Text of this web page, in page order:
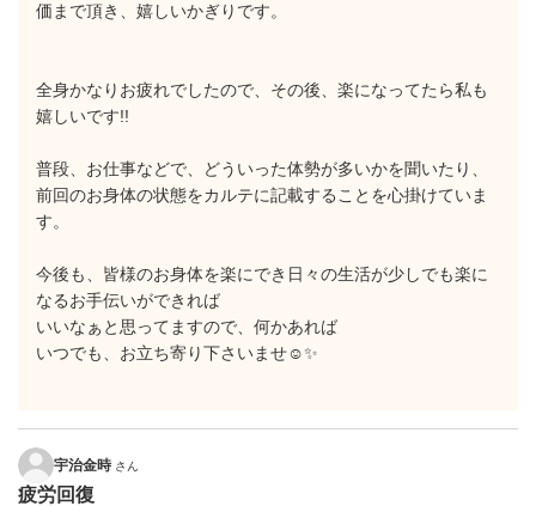
価まで頂き、嬉しいかぎりです。
全身かなりお疲れでしたので、その後、楽になってたら私も
嬉しいです!!
普段、お仕事などで、どういった体勢が多いかを聞いたり、
前回のお身体の状態をカルテに記載することを心掛けていま
す。
今後も、皆様のお身体を楽にでき日々の生活が少しでも楽に
なるお手伝いができれば
いいなぁと思ってますので、何かあれば
いつでも、お立ち寄り下さいませ☺️✨
宇治金時 さん
疲労回復